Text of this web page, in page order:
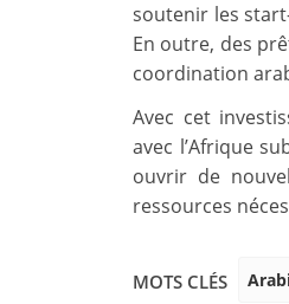
soutenir les
En outre, des
coordination
Avec cet
avec l’Afrique
ouvrir de
ressources
MOTS CLÉS